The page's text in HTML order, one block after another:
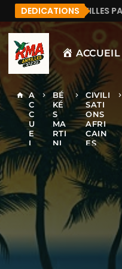
DEDICATIONS
DANS LE MONDE.
ACCUEIL
home
A
C
C
U
E
I
keyboard_arrow_right
BÉ
KÉ
S
MA
RTI
NI
QU
E
keyboard_arrow_right
CIVILI
SATI
ONS
AFRI
CAIN
ES
keyboard_arrow_right